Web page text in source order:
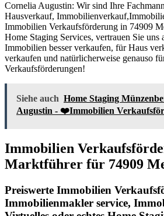
Cornelia Augustin: Wir sind Ihre
Hausverkauf,
Immobilien Verkaufsförderung in 74909
Home Staging Services, vertrauen Sie uns
Immobilien besser verkaufen, für Haus
verkaufen und natürlicherweise genauso
Verkaufsförderungen!
Siehe auch Home Staging
Augustin - ❤️Immobilien
Immobilien
Marktführer für 74909
Preiswerte Immobilien
Immobilienmakler service,